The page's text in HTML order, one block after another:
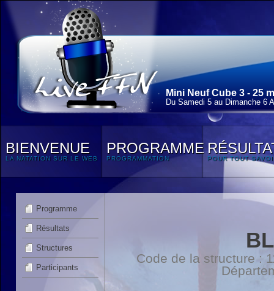
Mini Neuf Cube 3 - 25 m
Du Samedi 5 au Dimanche 6
BIENVENUE
LA NATATION SUR LE WEB
PROGRAMME
PROGRAMMATION POUR TOUT
Programme
Résultats
Structures
Participants
Code de la structure :